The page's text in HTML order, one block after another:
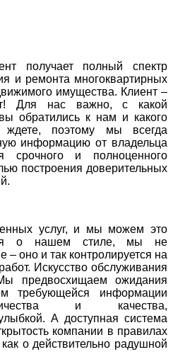
получает полный спектр
и ремонта многоквартирных
имущества. Клиент –
Для нас важно, с какой
обратились к нам и какого
поэтому мы всегда
информацию от владельца
срочного и полноценного
построения доверительных
услуг, и мы можем это
о нашем стиле, мы не
– оно и так контролируется на
Искусство обслуживания
предвосхищаем ожидания
требующейся информации
и качества,
А доступная система
компании в правилах
о действительно радушной